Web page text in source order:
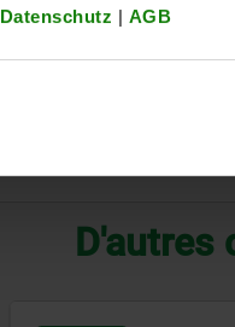
Datenschutz | AGB